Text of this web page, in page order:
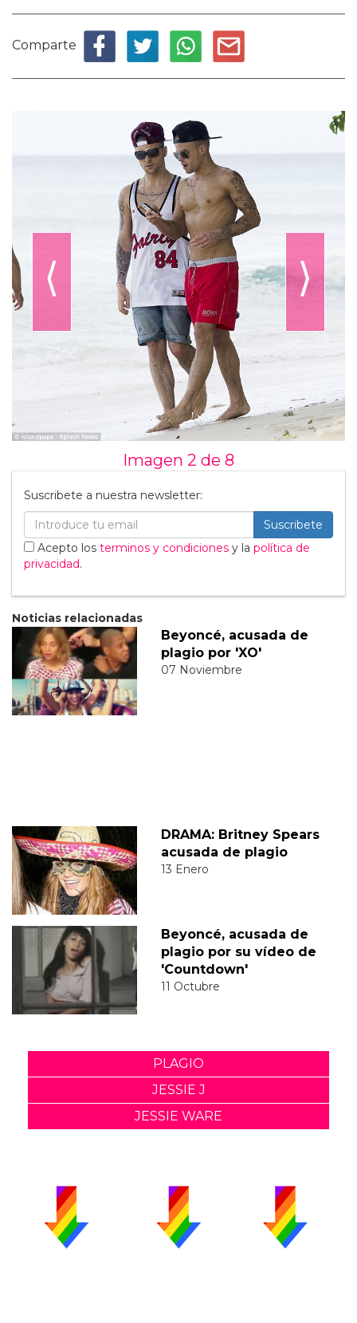
Comparte
⟨ ⟩
Imagen 2 de 8
Suscribete a nuestra newsletter:
Suscribete
Acepto los terminos y condiciones y la política de
privacidad.
Noticias relacionadas
Beyoncé, acusada de
plagio por 'XO'
07 Noviembre
DRAMA: Britney Spears
acusada de plagio
13 Enero
Beyoncé, acusada de
plagio por su vídeo de
'Countdown'
11 Octubre
PLAGIO
JESSIE J
JESSIE WARE